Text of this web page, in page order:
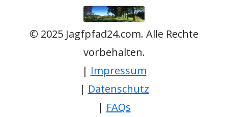
© 2025 Jagfpfad24.com. Alle Rechte
vorbehalten.
| Impressum
| Datenschutz
| FAQs